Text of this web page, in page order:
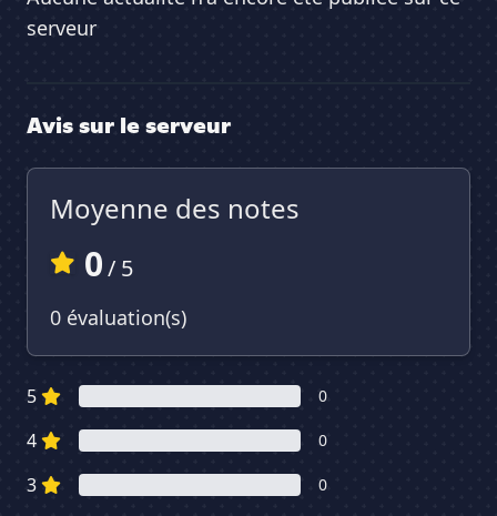
serveur
Avis sur le serveur
Moyenne des notes
0/ 5
0 évaluation(s)
5 0
4 0
3 0